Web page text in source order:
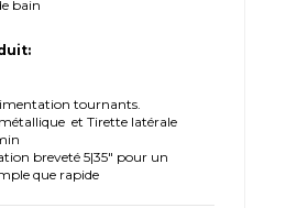
bain
tournants.
et Tirette latérale
breveté 5|35" pour un
que rapide